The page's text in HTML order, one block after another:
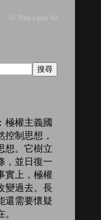
ⓦ Tree Label V2
極權主義國
控制思想，
想。它樹立
，並日復一
實上，極權
變過去。長
還需要懷疑